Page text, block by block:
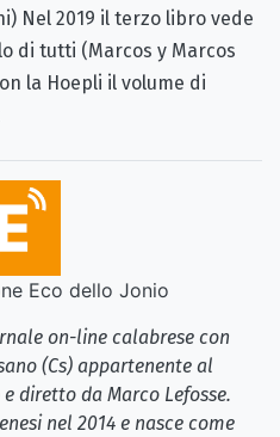
Nel 2019 il terzo libro vede
di tutti (Marcos y Marcos
la Hoepli il volume di
Eco dello Jonio
on-line calabrese con
(Cs) appartenente al
diretto da Marco Lefosse.
nel 2014 e nasce come